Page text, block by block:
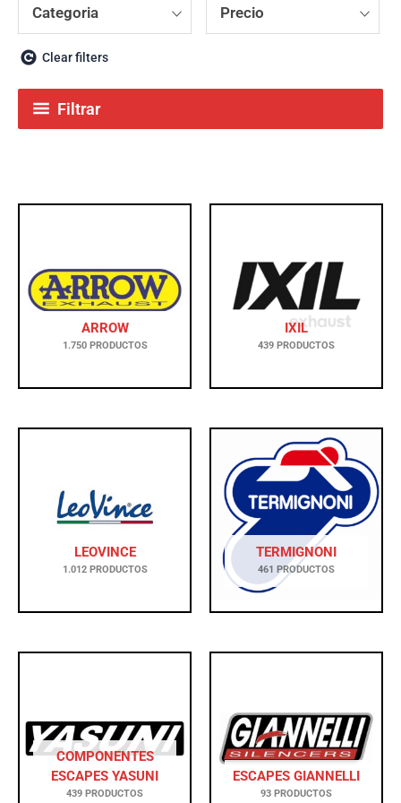
Categoria Precio
Clear filters
Filtrar
ARROW
1.750 PRODUCTOS
IXIL
439 PRODUCTOS
LEOVINCE
1.012 PRODUCTOS
TERMIGNONI
461 PRODUCTOS
COMPONENTES
ESCAPES YASUNI
439 PRODUCTOS
ESCAPES GIANNELLI
93 PRODUCTOS